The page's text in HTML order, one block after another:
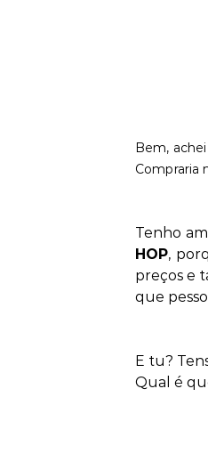
Bem,
Compraria
Tenho
HOP,
preços e
que
E tu?
Qual é